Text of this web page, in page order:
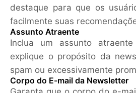
destaque para que os
facilmente suas
Assunto Atraente
Inclua um assunto
explique o propósito da
spam ou excessivamente
Corpo do E-mail da Newsletter